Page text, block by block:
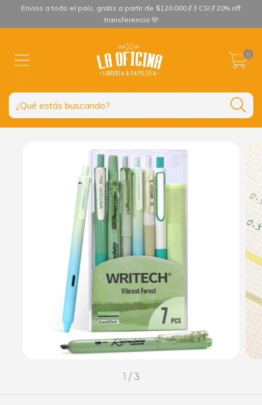
Envios a todo el país, gratis a partir de $120.000 // 3 CSI // 20% off
transferencia 🩵
0
1 /3